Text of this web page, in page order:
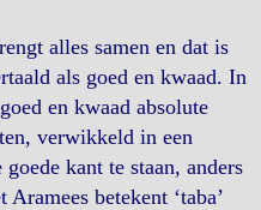
alles samen en dat is
als goed en kwaad. In
en kwaad absolute
verwikkeld in een
kant te staan, anders
betekent ‘taba’